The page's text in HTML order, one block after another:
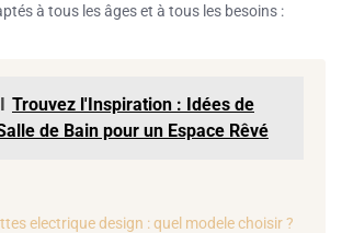
à tous les âges et à tous les besoins :
Trouvez l'Inspiration : Idées de
de Bain pour un Espace Rêvé
electrique design : quel modele choisir ?